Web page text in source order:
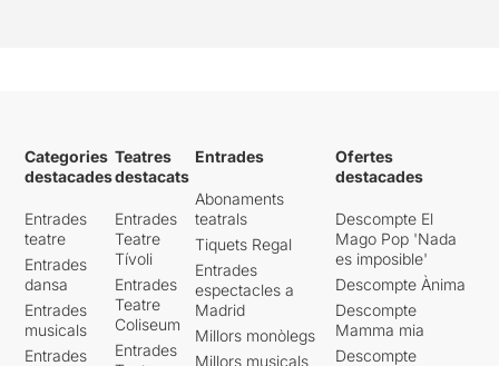
Categories
destacades
Entrades
teatre
Entrades
dansa
Entrades
musicals
Entrades
Teatres
destacats
Entrades
Teatre
Tívoli
Entrades
Teatre
Coliseum
Entrades
Entrades
Abonaments
teatrals
Tiquets Regal
Entrades
espectacles a
Madrid
Millors monòlegs
Millors musicals
Ofertes
destacades
Descompte El
Mago Pop 'Nada
es imposible'
Descompte Ànima
Descompte
Mamma mia
Descompte